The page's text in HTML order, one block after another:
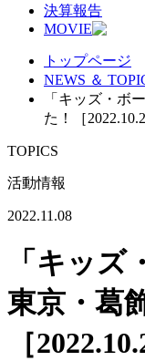
決算報告
MOVIE
トップページ
NEWS ＆
「キッズ・ボ
た！［
TOPICS
活動情報
2022.11.08
「キッ
東京・葛
［